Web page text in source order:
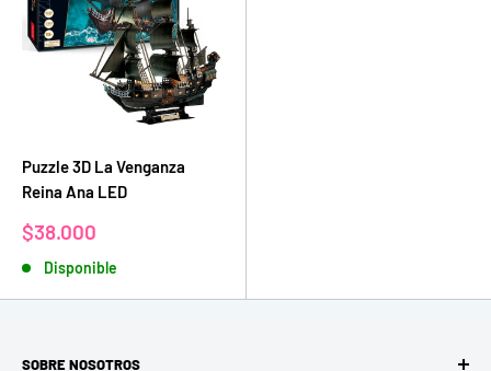
Puzzle 3D La Venganza
Reina Ana LED
Precio
venta
$38.000
Disponible
SOBRE NOSOTROS